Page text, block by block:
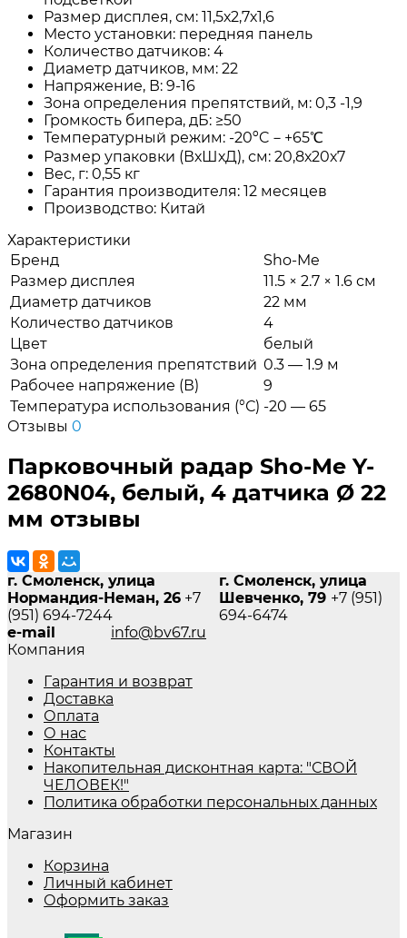
Размер дисплея, см: 11,5х2,7х1,6
Место установки: передняя панель
Количество датчиков: 4
Диаметр датчиков, мм: 22
Напряжение, В: 9-16
Зона определения препятствий, м: 0,3 -1,9
Громкость бипера, дБ: ≥50
Температурный режим: -20ºC－+65℃
Размер упаковки (ВхШхД), см: 20,8х20х7
Вес, г: 0,55 кг
Гарантия производителя: 12 месяцев
Производство: Китай
Характеристики
Бренд
Sho-Me
Размер дисплея
11.5 × 2.7 × 1.6 см
Диаметр датчиков
22 мм
Количество датчиков
4
Цвет
белый
Зона определения препятствий 0.3 — 1.9 м
Рабочее напряжение (В)
9
Температура использования (°С) -20 — 65
Отзывы 0
Парковочный радар Sho-Me Y-
2680N04, белый, 4 датчика Ø 22
мм отзывы
г. Смоленск, улица
Нормандия-Неман, 26 +7
(951) 694-7244
г. Смоленск, улица
Шевченко, 79 +7 (951)
694-6474
e-mail
info@bv67.ru
Компания
Гарантия и возврат
Доставка
Оплата
О нас
Контакты
Накопительная дисконтная карта: "СВОЙ
ЧЕЛОВЕК!"
Политика обработки персональных данных
Магазин
Корзина
Личный кабинет
Оформить заказ